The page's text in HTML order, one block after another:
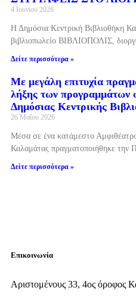
4 Ιουνίου 2026
Η Δημόσια Κεντρική Βιβλιοθήκη
βιβλιοπωλείο ΒΙΒΛΙΟΠΟΛΙΣ,
Δείτε περισσότερα »
Με μεγάλη επιτυχία
λήξης των προγραμμάτων
Δημόσιας Κεντρικής
26 Μαΐου 2026
Μέσα σε ένα κατάμεστο
Καλαμάτας πραγματοποιήθηκε την
Δείτε περισσότερα »
Επικοινωνία
Αριστομένους 33, 4ος όροφος